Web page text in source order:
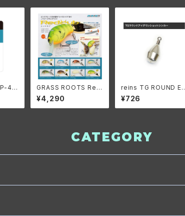
41/
GRASS ROOTS Red
cub/グラスルーツ レッ
ドカブ
¥4,290
reins TG ROUND EY
E DOWN SHOT SIN
KER/レイン TGラウン
ドアイダウンショットシ
¥726
CATEGORY